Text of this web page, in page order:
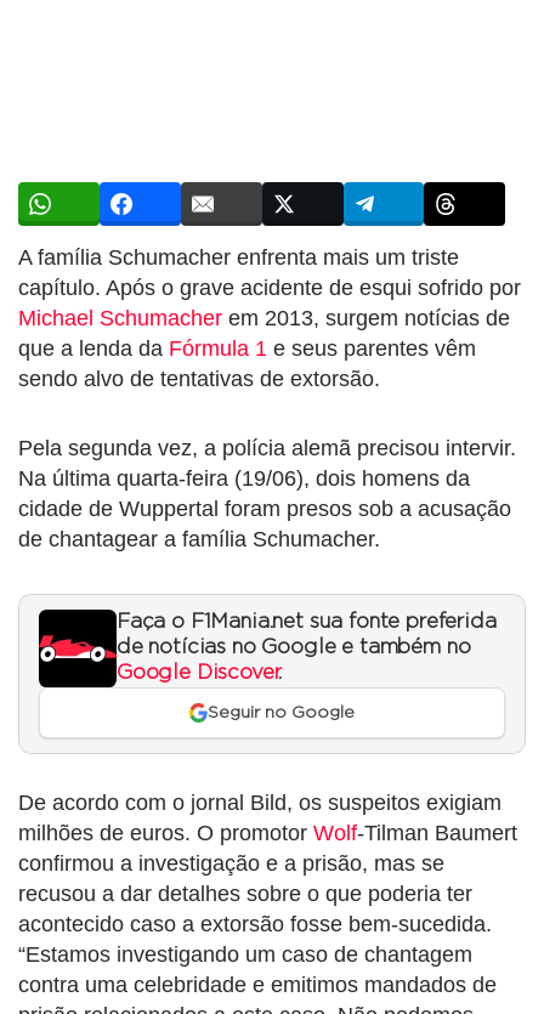
A família Schumacher enfrenta mais um triste
capítulo. Após o grave acidente de esqui sofrido por
Michael Schumacher em 2013, surgem notícias de
que a lenda da Fórmula 1 e seus parentes vêm
sendo alvo de tentativas de extorsão.
Pela segunda vez, a polícia alemã precisou intervir.
Na última quarta-feira (19/06), dois homens da
cidade de Wuppertal foram presos sob a acusação
de chantagear a família Schumacher.
Faça o F1Mania.net sua fonte preferida
de notícias no Google e também no
Google Discover.
Seguir no Google
De acordo com o jornal Bild, os suspeitos exigiam
milhões de euros. O promotor Wolf-Tilman Baumert
confirmou a investigação e a prisão, mas se
recusou a dar detalhes sobre o que poderia ter
acontecido caso a extorsão fosse bem-sucedida.
“Estamos investigando um caso de chantagem
contra uma celebridade e emitimos mandados de